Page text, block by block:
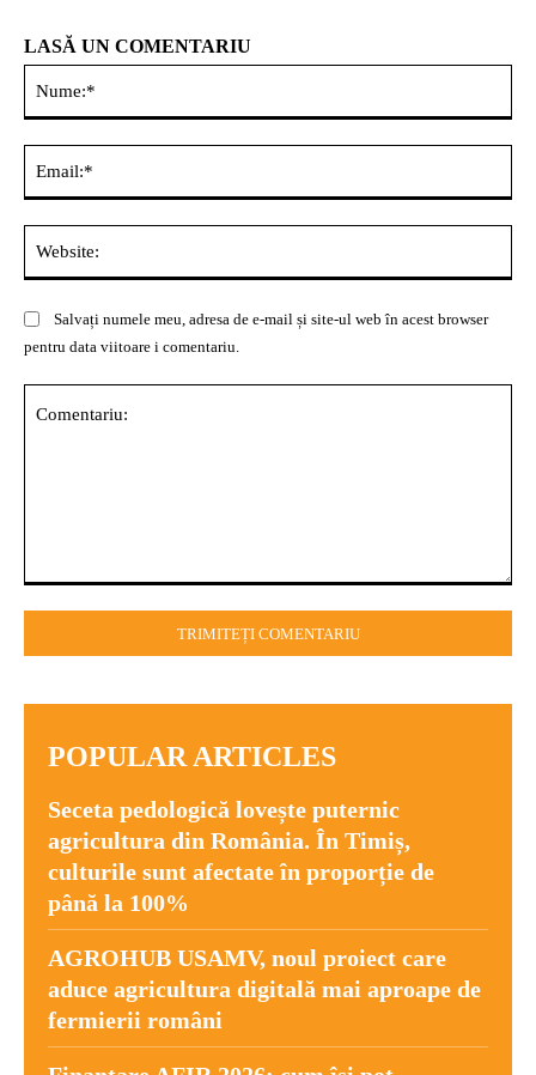
LASĂ UN COMENTARIU
Salvați numele meu, adresa de e-mail și site-ul web în acest browser
pentru data viitoare i comentariu.
POPULAR ARTICLES
Seceta pedologică lovește puternic
agricultura din România. În Timiș,
culturile sunt afectate în proporție de
până la 100%
AGROHUB USAMV, noul proiect care
aduce agricultura digitală mai aproape de
fermierii români